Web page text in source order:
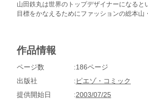
山田鉄丸は世界のトップデザイナーになると
目標をかなえるためにファッションの総本山
作品情報
ページ数
186ページ
出版社
ピエゾ・コミック
提供開始日
2003/07/25